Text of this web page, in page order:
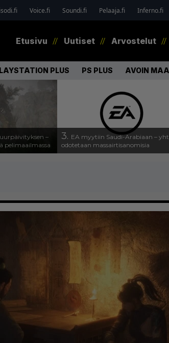
Voice.fi Soundi.fi Pelaaja.fi Inferno.fi
Etusivu Uutiset Arvostelut
PLUS PS PLUS AVOIN
–
pelimaailmassa
3. EA myytiin Saudi-Arabiaan –
odotetaan massairtisanomisia